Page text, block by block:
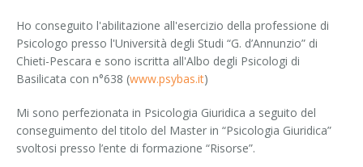
Valutazione psicodiagnostica
Ho conseguito l'abilitazione all'esercizio della professione di
Psicologo presso l'Università degli Studi “G. d’Annunzio” di
Chieti-Pescara e sono iscritta all'Albo degli Psicologi di
Basilicata con n°638 (www.psybas.it)
Mi sono perfezionata in Psicologia Giuridica a seguito del
conseguimento del titolo del Master in “Psicologia Giuridica”
svoltosi presso l’ente di formazione “Risorse”.